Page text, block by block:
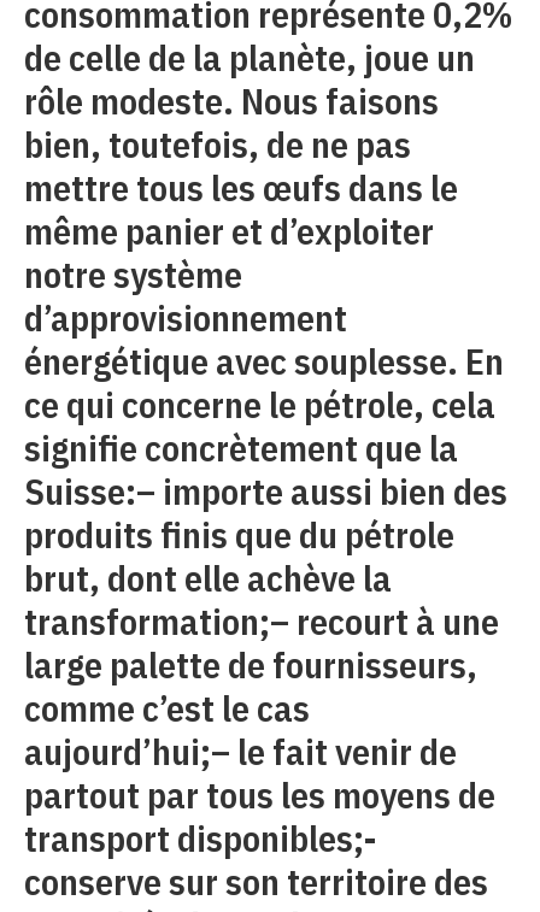
consommation représente 0,2%
de celle de la planète, joue un
rôle modeste. Nous faisons
bien, toutefois, de ne pas
mettre tous les œufs dans le
même panier et d’exploiter
notre système
d’approvisionnement
énergétique avec souplesse. En
ce qui concerne le pétrole, cela
signifie concrètement que la
Suisse:– importe aussi bien des
produits finis que du pétrole
brut, dont elle achève la
transformation;– recourt à une
large palette de fournisseurs,
comme c’est le cas
aujourd’hui;– le fait venir de
partout par tous les moyens de
transport disponibles;-
conserve sur son territoire des